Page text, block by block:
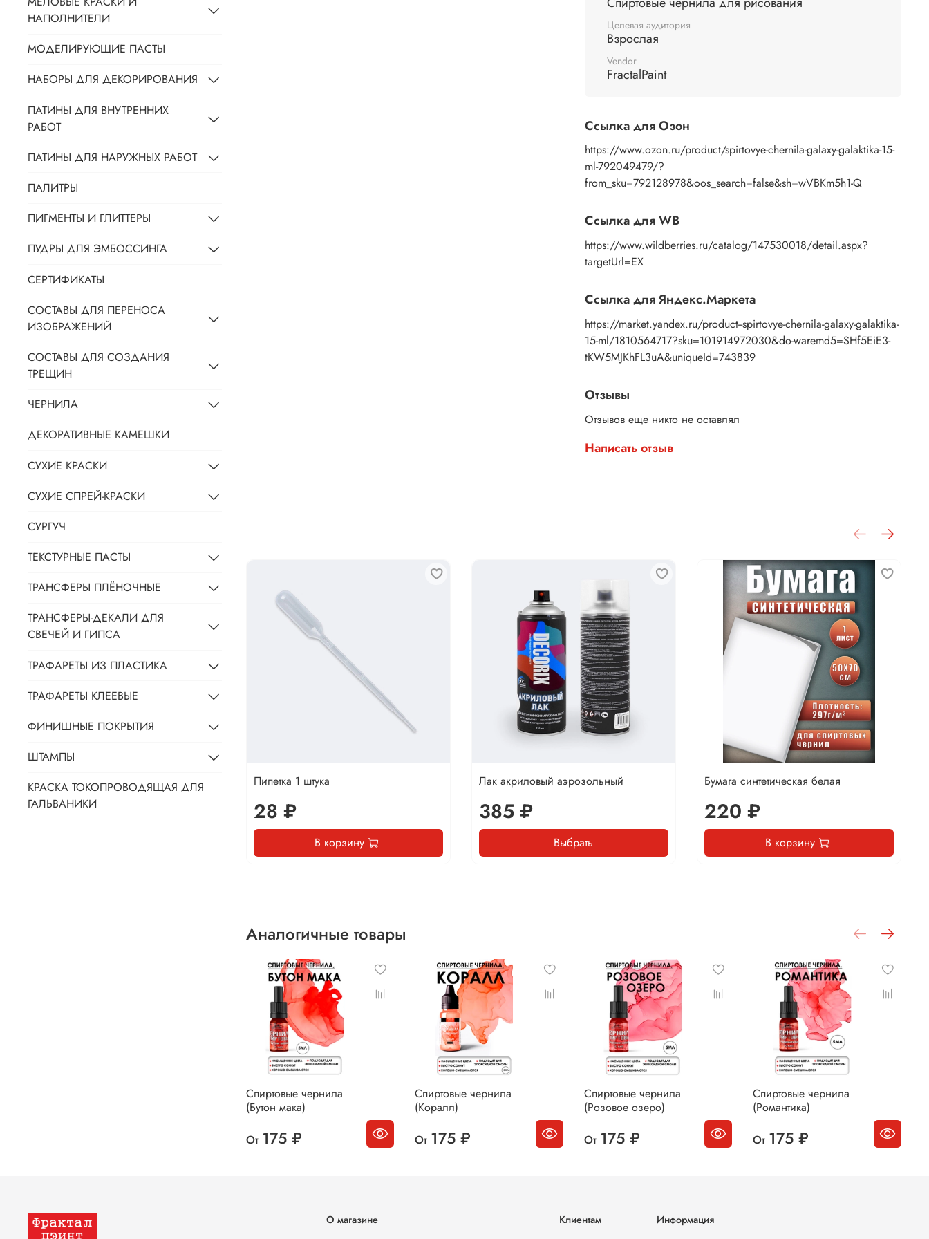
Целевая аудитория
Взрослая
Vendor
FractalPaint
Ссылка для Озон
https://www.ozon.ru/product/spirtovye-chernila-galaxy-galaktika-15-
ml-792049479/?
from_sku=792128978&oos_search=false&sh=wVBKm5h1-Q
Ссылка для WB
https://www.wildberries.ru/catalog/147530018/detail.aspx?
targetUrl=EX
Ссылка для Яндекс.Маркета
https://market.yandex.ru/product--spirtovye-chernila-galaxy-galaktika-
15-ml/1810564717?sku=101914972030&do-waremd5=SHf5EiE3-
tKW5MJKhFL3uA&uniqueId=743839
Отзывы
Отзывов еще никто не оставлял
Написать отзыв
Пипетка 1 штука
28 ₽
В корзину
Лак акриловый аэрозольный
385 ₽
Выбрать
Бумага синтетическая белая
220 ₽
В корзину
Аналогичные товары
Спиртовые чернила
(Бутон мака)
От 175 ₽
Спиртовые чернила
(Коралл)
От 175 ₽
Спиртовые чернила
(Розовое озеро)
От 175 ₽
Спиртовые чернила
(Романтика)
От 175 ₽
НАПОЛНИТЕЛИ
МОДЕЛИРУЮЩИЕ ПАСТЫ
НАБОРЫ ДЛЯ ДЕКОРИРОВАНИЯ
ПАТИНЫ ДЛЯ ВНУТРЕННИХ
РАБОТ
ПАТИНЫ ДЛЯ НАРУЖНЫХ РАБОТ
ПАЛИТРЫ
ПИГМЕНТЫ И ГЛИТТЕРЫ
ПУДРЫ ДЛЯ ЭМБОССИНГА
СЕРТИФИКАТЫ
СОСТАВЫ ДЛЯ ПЕРЕНОСА
ИЗОБРАЖЕНИЙ
СОСТАВЫ ДЛЯ СОЗДАНИЯ
ТРЕЩИН
ЧЕРНИЛА
ДЕКОРАТИВНЫЕ КАМЕШКИ
СУХИЕ КРАСКИ
СУХИЕ СПРЕЙ-КРАСКИ
СУРГУЧ
ТЕКСТУРНЫЕ ПАСТЫ
ТРАНСФЕРЫ ПЛЁНОЧНЫЕ
ТРАНСФЕРЫ-ДЕКАЛИ ДЛЯ
СВЕЧЕЙ И ГИПСА
ТРАФАРЕТЫ ИЗ ПЛАСТИКА
ТРАФАРЕТЫ КЛЕЕВЫЕ
ФИНИШНЫЕ ПОКРЫТИЯ
ШТАМПЫ
КРАСКА ТОКОПРОВОДЯЩАЯ ДЛЯ
ГАЛЬВАНИКИ
О магазине
Клиентам
Информация